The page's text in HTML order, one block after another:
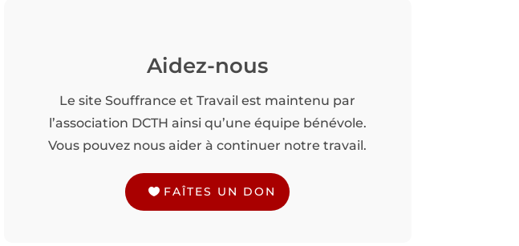
Aidez-nous
Le site Souffrance et Travail est maintenu par
l’association DCTH ainsi qu’une équipe bénévole.
Vous pouvez nous aider à continuer notre travail.
FAÎTES UN DON